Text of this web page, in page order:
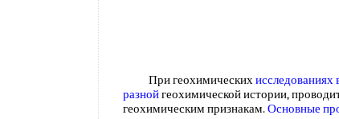
При геохимическихисследованиях
разнойгеохимической истории,
геохимическим признакам.Основные